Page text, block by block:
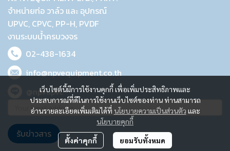
เว็บไซต์นี้มีการใช้งานคุกกี้ เพื่อเพิ่มประสิทธิภาพและ
ประสบการณ์ที่ดีในการใช้งานเว็บไซต์ของท่าน ท่านสามารถ
อ่านรายละเอียดเพิ่มเติมได้ที่ นโยบายความเป็นส่วนตัว และ
นโยบายคุกกี้
ตั้งค่าคุกกี้ ยอมรับทั้งหมด
จำหน่ายท่อ วาล์ว และ อุปกรณ์
UPVC, CPVC, PP-H, PVDF
งานระบบน้ำครบวงจร
02-438-1634
info@npvequipment.co.th
@npvupvc
รับข่าวสาร